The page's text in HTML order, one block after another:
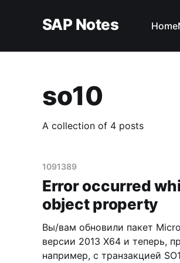
SAP Notes Home
so10
A collection of 4 posts
1091389
Error occurred
object property
Вы/вам обновили пакет
версии 2013 X64 и теперь,
например, с транзакцией